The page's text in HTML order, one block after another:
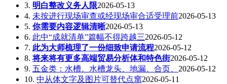
3. 明白整改义务人限2026-05-13
4. 未按进行现场审查或经现场审合适受理前2026-05-13
5. 你需要内容逻辑清晰2026-05-13
6. 此中“成就清单”篇幅不得跨越三2026-05-12
7. 此为大师梳理了一份细致申请流程2026-05-12
8.将来将有更多高端贸易分析体和特色街2026-05-12
9. 五金类：水槽、水槽龙头、地漏、合页、 2026-05-12
10. 中从体文字及图片可替代点窜2026-05-11